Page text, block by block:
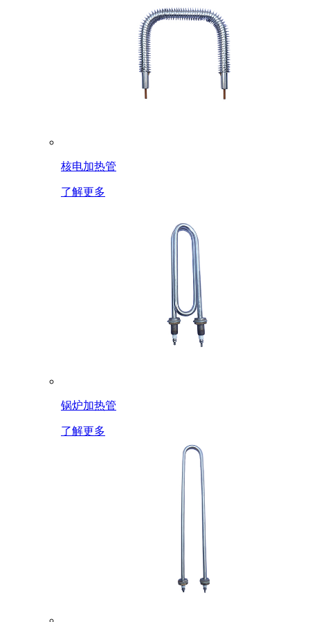
核电加热管
了解更多
锅炉加热管
了解更多